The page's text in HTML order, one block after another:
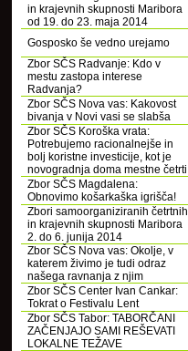
in krajevnih skupnosti Maribora
od 19. do 23. maja 2014
Gosposko še vedno urejamo
Zbor SČS Radvanje: Kdo v
mestu zastopa interese
Radvanja?
Zbor SČS Nova vas: Kakovost
bivanja v Novi vasi se slabša
Zbor SČS Koroška vrata:
Potrebujemo racionalnejše in
bolj koristne investicije, kot je
novogradnja doma mestne četrti
Zbor SČS Magdalena:
Obnovimo košarkaška igrišča!
Zbori samoorganiziranih četrtnih
in krajevnih skupnosti Maribora
2. do 6. junija 2014
Zbor SČS Nova vas: Okolje, v
katerem živimo je tudi odraz
našega ravnanja z njim
Zbor SČS Center Ivan Cankar:
Tokrat o Festivalu Lent
Zbor SČS Tabor: TABORČANI
ZAČENJAJO SAMI REŠEVATI
LOKALNE TEŽAVE